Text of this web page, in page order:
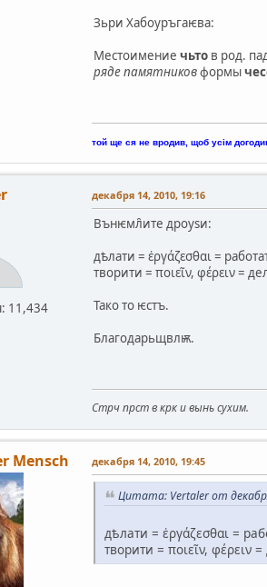
Зьри Хабоуръгаѥва:
Местоимение чьто в род.
ряде памятниковформы
той ще ся не вродив, щоб усім
11,434
декабря 14, 2010, 19:16
Вънѥмл̑ите дроуѕи:
дѣлати = ἐργάζεσθαι =
творити = ποιεῖν, φέρειν =
Тако то ѥстъ.
Благодарьщвлѭ.
Стрч прст в крк и вынь сухим.
Mensch декабря 14, 2010, 19:45
Цитата: Vertaler от
дѣлати = ἐργάζεσθαι =
творити = ποιει̃ν, φέρειν